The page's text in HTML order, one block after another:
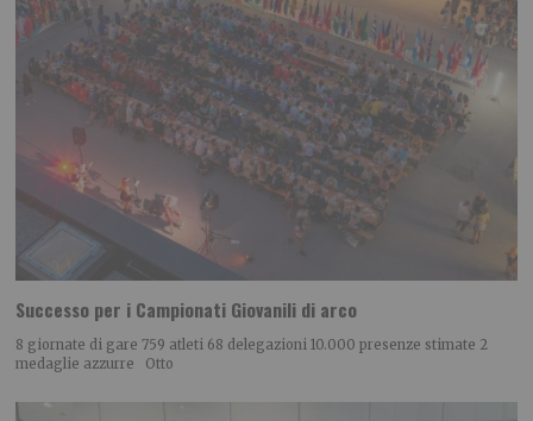
Successo per i Campionati Giovanili di arco
8 giornate di gare 759 atleti 68 delegazioni 10.000 presenze stimate 2
medaglie azzurre Otto